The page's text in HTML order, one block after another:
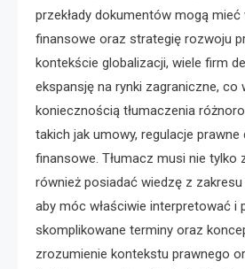
przekłady dokumentów mogą mieć
finansowe oraz strategię rozwoju
kontekście globalizacji, wiele firm
ekspansję na rynki zagraniczne, co
koniecznością tłumaczenia
takich jak umowy, regulacje
finansowe. Tłumacz musi nie tylko
również posiadać wiedzę z
aby móc właściwie interpretować i
skomplikowane terminy oraz
zrozumienie kontekstu prawnego